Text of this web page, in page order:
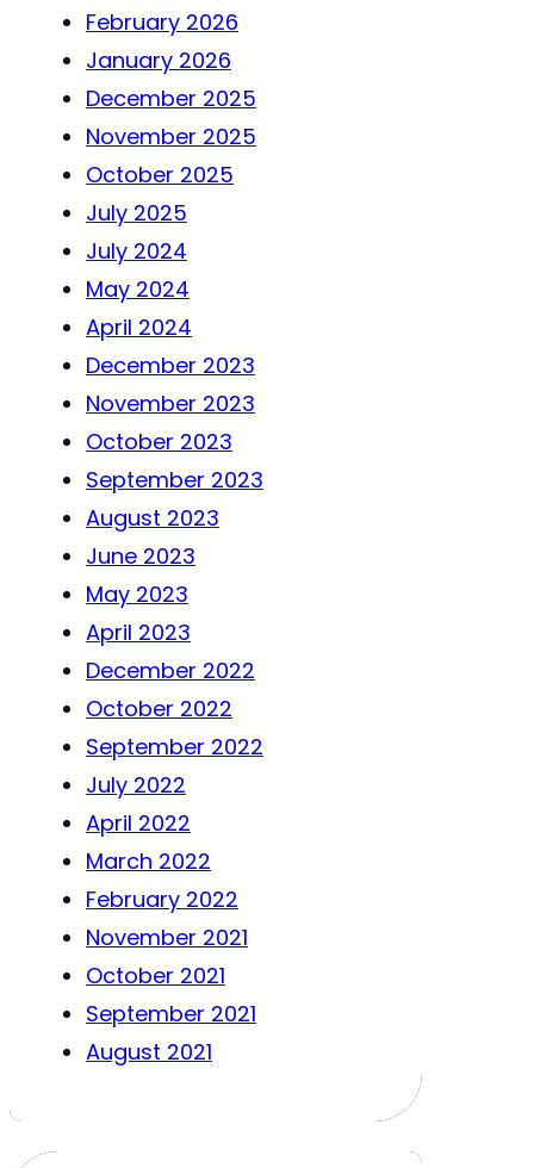
February 2026
January 2026
December 2025
November 2025
October 2025
July 2025
July 2024
May 2024
April 2024
December 2023
November 2023
October 2023
September 2023
August 2023
June 2023
May 2023
April 2023
December 2022
October 2022
September 2022
July 2022
April 2022
March 2022
February 2022
November 2021
October 2021
September 2021
August 2021